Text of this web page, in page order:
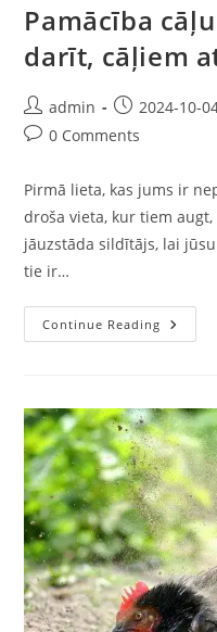
Pamācība
darīt, cāļiem
admin 2024-10-
0 Comments
Pirmā lieta, kas jums ir
droša vieta, kur tiem
jāuzstāda sildītājs, lai
tie ir…
Continue Reading